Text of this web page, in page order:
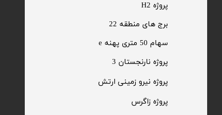
​سهام 50 متری پهنه e
برج های منطقه 22
پروژه H2
​پروژه زاگرس
​پروژه نیرو زمینی ارتش
​پروژه نارنجستان 3